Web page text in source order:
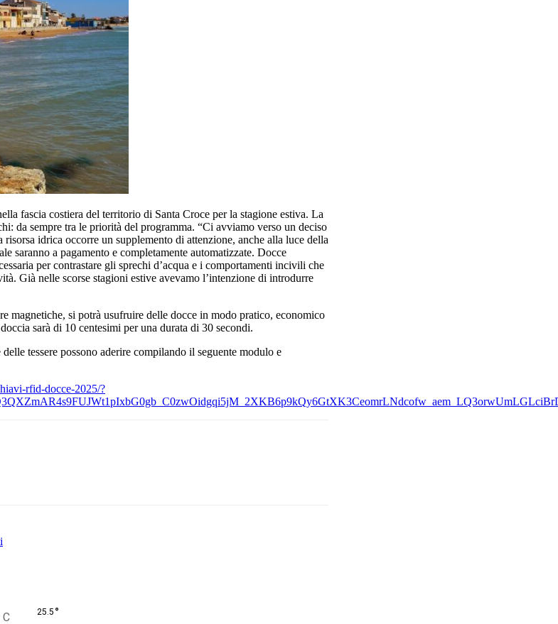
fascia costiera del territorio di Santa Croce per la stagione estiva. La
da sempre tra le priorità del programma. “Ci avviamo verso un deciso
idrica occorre un supplemento di attenzione, anche alla luce della
saranno a pagamento e completamente automatizzate. Docce
per contrastare gli sprechi d’acqua e i comportamenti incivili che
Già nelle scorse stagioni estive avevamo l’intenzione di introdurre
magnetiche, si potrà usufruire delle docce in modo pratico, economico
sarà di 10 centesimi per una durata di 30 secondi.
tessere possono aderire compilando il seguente modulo e
rfid-docce-2025/?
C 25.5 °